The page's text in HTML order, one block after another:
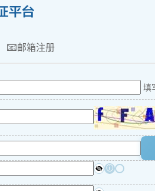
📧邮箱注册
填
ⓘ